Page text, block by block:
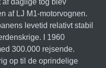
af daglige tog blev
af LJ M1-motorvognen.
levetid relativt stabil
I 1960
300.000 rejsende.
op til de oprindelige